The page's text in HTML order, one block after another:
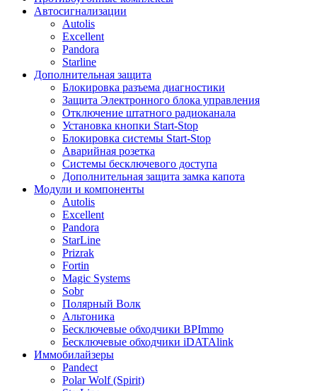
Автосигнализации
Autolis
Excellent
Pandora
Starline
Дополнительная защита
Блокировка разъема диагностики
Защита Электронного блока управления
Отключение штатного радиоканала
Установка кнопки Start-Stop
Блокировка системы Start-Stop
Аварийная розетка
Системы бесключевого доступа
Дополнительная защита замка капота
Модули и компоненты
Autolis
Excellent
Pandora
StarLine
Prizrak
Fortin
Magic Systems
Sobr
Полярный Волк
Альтоника
Бесключевые обходчики BPImmo
Бесключевые обходчики iDATAlink
Иммобилайзеры
Pandect
Polar Wolf (Spirit)